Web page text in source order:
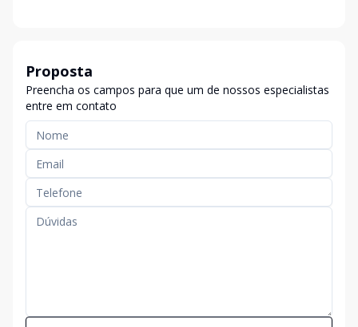
Proposta
Preencha os campos para que um de nossos especialistas
entre em contato